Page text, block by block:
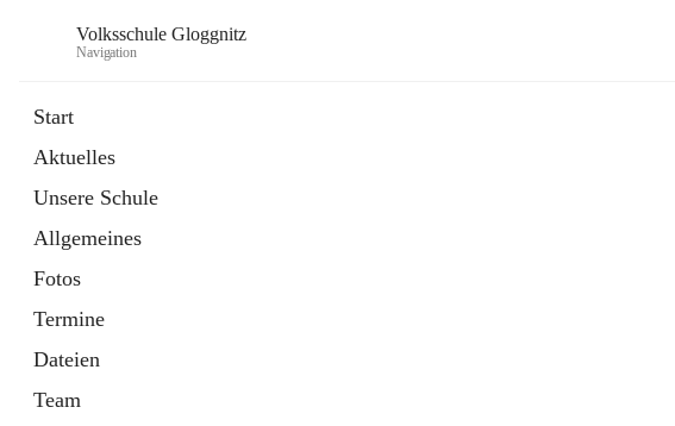
Volksschule Gloggnitz
Navigation
Start
Aktuelles
Unsere Schule
Allgemeines
Fotos
Termine
Dateien
Team